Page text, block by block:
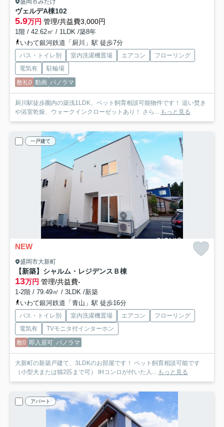
盛岡市みたけ
ヴェルデA棟102
5.9万円 管理/共益費3,000円
1階 / 42.62㎡ / 1LDK /築8年
いわて銀河鉄道「厨川」駅 徒歩7分
バス・トイレ別 室内洗濯機置場 エアコン
フローリング
電気有
駐輪場
敷礼0 動画 パノラマ
厨川駅徒歩圏内の築浅1LDK、ペット飼育相談可能物件です！ 追い焚き
や浴室乾燥、ウォークインクローゼットあり！ さら... もっと見る
一戸建て
NEW
盛岡市大新町
【新築】シャルム・レジデンス Ｂ棟
13万円 管理/共益費-
1-2階 / 79.49㎡ / 3LDK /新築
いわて銀河鉄道「青山」駅 徒歩16分
バス・トイレ別 室内洗濯機置場 エアコン
フローリング
電気有
TVモニタ付インターホン
敷0 即入居可 パノラマ
大新町の新築戸建て、3LDKのお部屋です！ ペット飼育相談可能です
（小型犬または猫2匹まで可） IHコンロが付いた人... もっと見る
アパート